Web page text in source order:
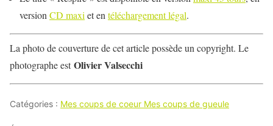
versionCD maxiet entéléchargement légal.
La photo de couverture de cet article possède un copyright. Le
photographe estOlivier Valsecchi
Catégories : Mes coups de coeur Mes coups de gueule